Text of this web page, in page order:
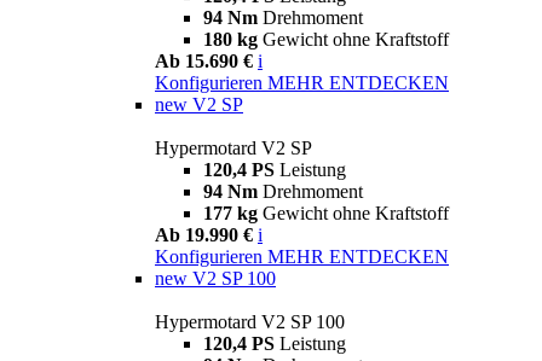
94 Nm Drehmoment
180 kg Gewicht ohne Kraftstoff
Ab 15.690 € i
Konfigurieren MEHR ENTDECKEN
new V2 SP
Hypermotard V2 SP
120,4 PS Leistung
94 Nm Drehmoment
177 kg Gewicht ohne Kraftstoff
Ab 19.990 € i
Konfigurieren MEHR ENTDECKEN
new V2 SP 100
Hypermotard V2 SP 100
120,4 PS Leistung